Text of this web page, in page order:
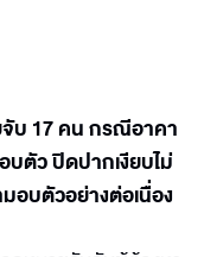
บ 17 คน กรณีอาคา
บตัว ปิดปากเงียบไม่
อบตัวอย่างต่อเนื่อง